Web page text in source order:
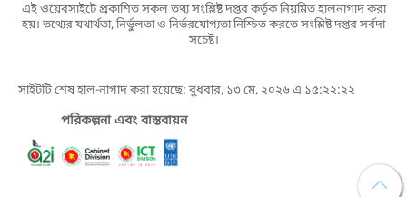
এই ওয়েবসাইটে প্রকাশিত সকল তথ্য সংশ্লিষ্ট দপ্তর কর্তৃক নিয়মিত হালনাগাদ করা
হয়। তথ্যের যথার্থতা, নির্ভুলতা ও নির্ভরযোগ্যতা নিশ্চিত করতে সংশ্লিষ্ট দপ্তর সর্বদা
সচেষ্ট।
সাইটটি শেষ হাল-নাগাদ করা হয়েছে: বুধবার, ১৩ মে, ২০২৬ এ ১৫:২২:২২
পরিকল্পনা এবং বাস্তবায়ন